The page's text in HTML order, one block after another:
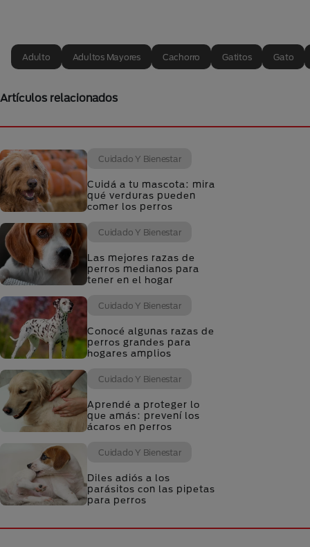
Adulto Adultos Mayores Cachorro Gatitos Gato
Artículos relacionados
Cuidado Y Bienestar
Cuidá a tu mascota: mira
qué verduras pueden
comer los perros
Cuidado Y Bienestar
Las mejores razas de
perros medianos para
tener en el hogar
Cuidado Y Bienestar
Conocé algunas razas de
perros grandes para
hogares amplios
Cuidado Y Bienestar
Aprendé a proteger lo
que amás: prevení los
ácaros en perros
Cuidado Y Bienestar
Diles adiós a los
parásitos con las pipetas
para perros